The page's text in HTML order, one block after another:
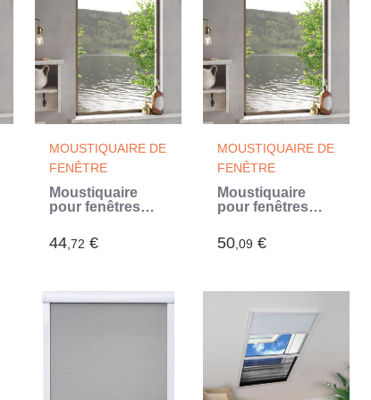
MOUSTIQUAIRE DE
FENÊTRE
Moustiquaire
pour fenêtres
cm
44,72 €
MOUSTIQUAIRE DE
FENÊTRE
Moustiquaire
pour fenêtres
cm
50,09 €